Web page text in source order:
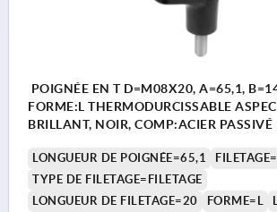
POIGNÉE EN T D=M08X20, A=65,1,
FORME:L THERMODURCISSABLE
BRILLANT, NOIR, COMP:ACIER PASSIVÉ
LONGUEUR DE POIGNÉE=65,1
TYPE DE FILETAGE=FILETAGE
LONGUEUR DE FILETAGE=20
FORME=L